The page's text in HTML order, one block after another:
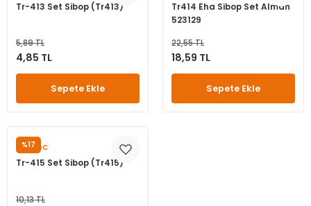
Tr-413 Set Sibop (Tr413)
5,89 TL
4,85 TL
Sepete Ekle
Tr414 Eha Sibop Set Alman
523129
22,55 TL
18,59 TL
Sepete Ekle
%17
OUYADC
Tr-415 Set Sibop (Tr415)
10,13 TL